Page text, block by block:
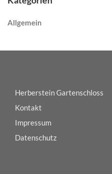
Allgemein
Herberstein Gartenschloss
Kontakt
Impressum
Datenschutz